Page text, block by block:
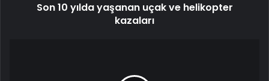
Son 10 yılda yaşanan uçak ve helikopter
kazaları